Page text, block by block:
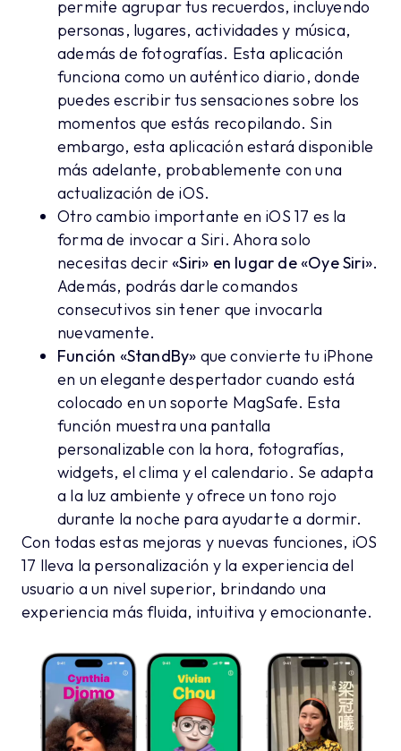
permite agrupar tus recuerdos, incluyendo
personas, lugares, actividades y música,
además de fotografías. Esta aplicación
funciona como un auténtico diario, donde
puedes escribir tus sensaciones sobre los
momentos que estás recopilando. Sin
embargo, esta aplicación estará disponible
más adelante, probablemente con una
actualización de iOS.
Otro cambio importante en iOS 17 es la
forma de invocar a Siri. Ahora solo
necesitas decir «Siri» en lugar de «Oye Siri».
Además, podrás darle comandos
consecutivos sin tener que invocarla
nuevamente.
Función «StandBy» que convierte tu iPhone
en un elegante despertador cuando está
colocado en un soporte MagSafe. Esta
función muestra una pantalla
personalizable con la hora, fotografías,
widgets, el clima y el calendario. Se adapta
a la luz ambiente y ofrece un tono rojo
durante la noche para ayudarte a dormir.
Con todas estas mejoras y nuevas funciones, iOS
17 lleva la personalización y la experiencia del
usuario a un nivel superior, brindando una
experiencia más fluida, intuitiva y emocionante.